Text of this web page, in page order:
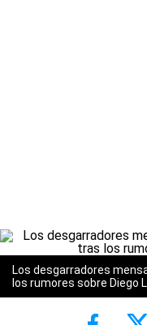
Los desgarradores
los rumores sobre Diego